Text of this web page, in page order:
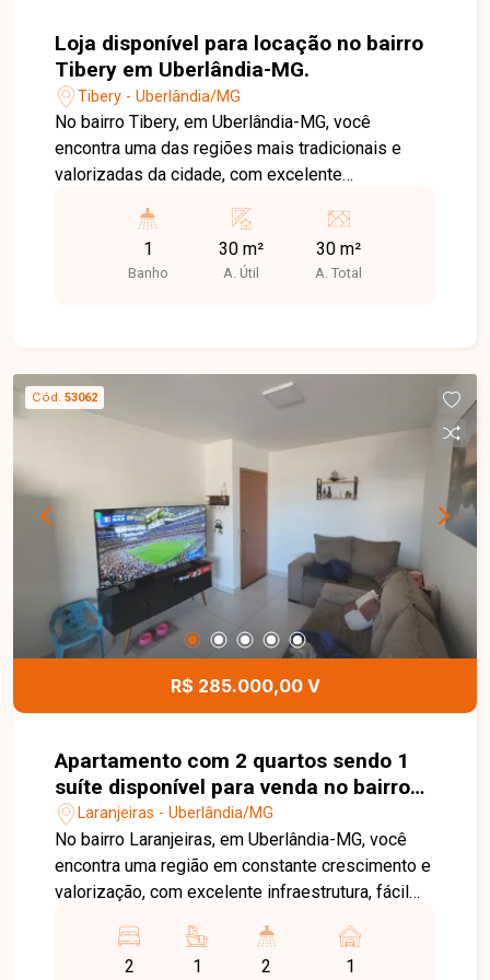
Loja disponível para locação no bairro
Tibery em Uberlândia-MG.
Tibery - Uberlândia/MG
No bairro Tibery, em Uberlândia-MG, você
encontra uma das regiões mais tradicionais e
valorizadas da cidade, com excelente
acesso às principais avenidas, além de estar
próximo a comércios, bancos, supermercados e
diversos serviços. Loja disponível para locação
ou depósito, 1 banheiro e cozinha com copa.
Possui pé-direito alto e excelente ventilação
natural, proporcionando um ambiente confortável
e funcional para diferentes tipos de atividades
comerciais. Uma excelente oportunidade para
instalar ou expandir o seu negócio em uma
localização estratégica e de fácil acesso. Entre
em contato e agende sua visita!
1
Banho
30 m²
A. Útil
30 m²
A. Total
Cód. 53062
R$ 285.000,00 V
Apartamento com 2 quartos sendo 1
suíte disponível para venda no bairro
Laranjeiras em Uberlândia-MG
Laranjeiras - Uberlândia/MG
No bairro Laranjeiras, em Uberlândia-MG, você
encontra uma região em constante crescimento e
valorização, com excelente infraestrutura, fácil
proximidade com supermercados, escolas,
farmácias e diversos comércios, proporcionando
2 1 2 1